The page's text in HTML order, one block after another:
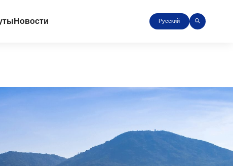
Новости Русский